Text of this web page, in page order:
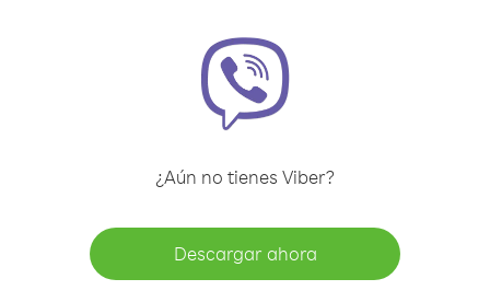
¿Aún no tienes Viber?
Descargar ahora